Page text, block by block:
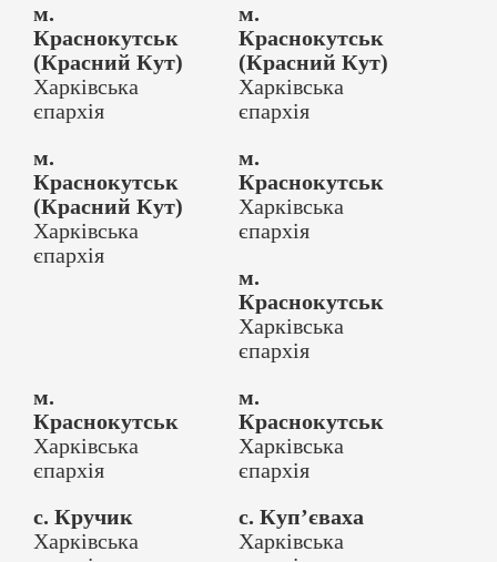
м.
Краснокутськ
(Красний Кут)
Харківська
єпархія
м.
Краснокутськ
(Красний Кут)
Харківська
єпархія
м.
Краснокутськ
(Красний Кут)
Харківська
єпархія
м.
Краснокутськ
Харківська
єпархія
м.
Краснокутськ
Харківська
єпархія
м.
Краснокутськ
Харківська
єпархія
м.
Краснокутськ
Харківська
єпархія
с. Кручик
Харківська
с. Куп’єваха
Харківська